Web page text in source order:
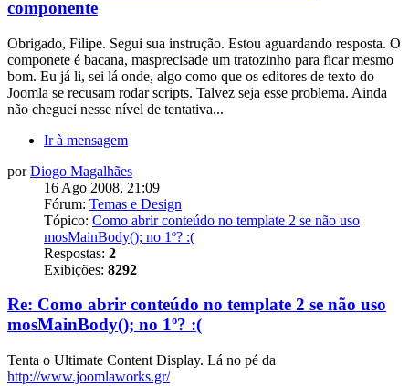
componente
Obrigado, Filipe. Segui sua instrução. Estou aguardando resposta. O
componete é bacana, masprecisade um tratozinho para ficar mesmo
bom. Eu já li, sei lá onde, algo como que os editores de texto do
Joomla se recusam rodar scripts. Talvez seja esse problema. Ainda
não cheguei nesse nível de tentativa...
Ir à mensagem
porDiogo Magalhães
16 Ago 2008, 21:09
Fórum: Temas e Design
Tópico: Como abrir conteúdo no template 2 se não uso
mosMainBody(); no 1º? :(
Respostas: 2
Exibições: 8292
Re: Como abrir conteúdo no template 2 se não uso
mosMainBody(); no 1º? :(
Tenta o Ultimate Content Display. Lá no pé da
http://www.joomlaworks.gr/